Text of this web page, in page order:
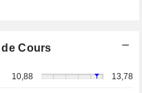
de Cours
10,88 13,78